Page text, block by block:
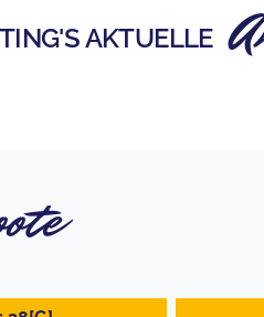
'S AKTUELLE